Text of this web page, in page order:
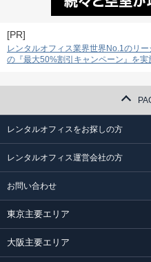
[PR]
レンタルオフィス業界世界No.1のリ
の『最大50%割引キャンペーン』を実
レンタルオフィスをお探しの方
レンタルオフィス運営会社の方
お問い合わせ
東京主要エリア
大阪主要エリア